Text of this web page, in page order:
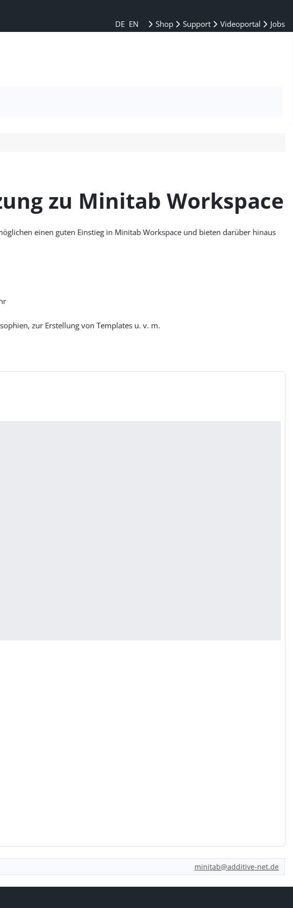
DE EN Shop Support Videoportal Jobs
minitab@additive-net.de
zu Minitab Workspace
einen guten Einstieg in Minitab Workspace und bieten darüber hinaus
zur Erstellung von Templates u. v. m.